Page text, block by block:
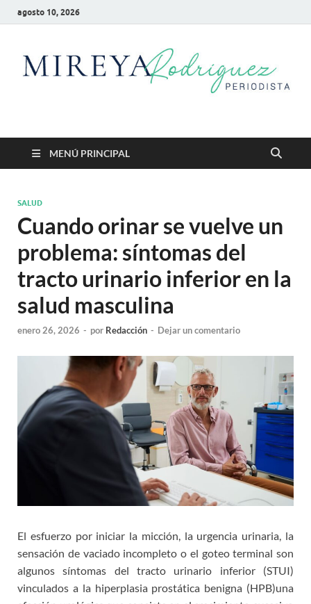
agosto 10, 2026
Mireya Rodriguez
MENÚ PRINCIPAL
SALUD
Cuando orinar se vuelve un
problema: síntomas del
tracto urinario inferior en la
salud masculina
enero 26, 2026 - por Redacción - Dejar un comentario
El esfuerzo por iniciar la micción, la urgencia urinaria, la
sensación de vaciado incompleto o el goteo terminal son
algunos síntomas del tracto urinario inferior (STUI)
vinculados a la hiperplasia prostática benigna (HPB)una